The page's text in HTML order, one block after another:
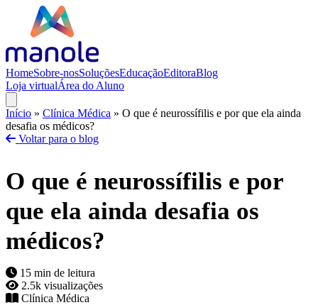
HomeSobre-nosSoluçõesEducaçãoEditoraBlog
Loja virtualÁrea do Aluno
Início » Clínica Médica » O que é neurossífilis e por que ela ainda
desafia os médicos?
Voltar para o blog
O que é neurossífilis e por
que ela ainda desafia os
médicos?
15 min de leitura
2.5k visualizações
Clínica Médica